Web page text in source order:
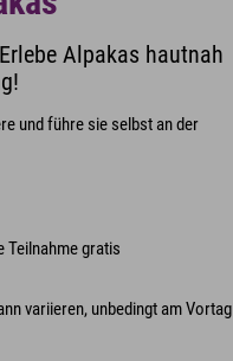
Alpakas hautnah
und führe sie selbst an der
Teilnahme gratis
variieren, unbedingt am Vortag